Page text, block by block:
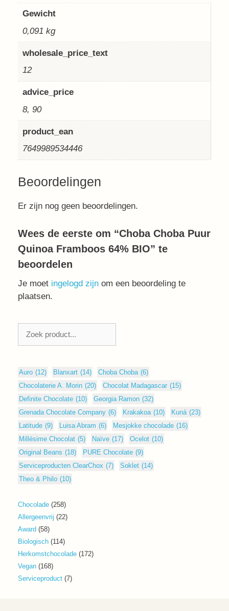
Gewicht
0,091 kg
wholesale_price_text
12
advice_price
8, 90
product_ean
7649989534446
Beoordelingen
Er zijn nog geen beoordelingen.
Wees de eerste om “Choba Choba Puur
Quinoa Framboos 64% BIO” te
beoordelen
Je moet ingelogd zijn om een beoordeling te
plaatsen.
Auro (12) Blanxart (14) Choba Choba (6)
Chocolaterie A. Morin (20) Chocolat Madagascar (15)
Definite Chocolate (10) Georgia Ramon (32)
Grenada Chocolate Company (6) Krakakoa (10) Kuná (23)
Latitude (9) Luisa Abram (6) Mesjokke chocolade (16)
Millésime Chocolat (5) Naïve (17) Ocelot (10)
Original Beans (18) PURE Chocolate (9)
Serviceproducten ClearChox (7) Soklet (14)
Theo & Philo (10)
Chocolade 258258
producten
Allergeenvrij 2222
Award 5858
producten
Biologisch 114114
producten
Herkomstchocolade 172172
Vegan 168168
producten
Serviceproduct 77